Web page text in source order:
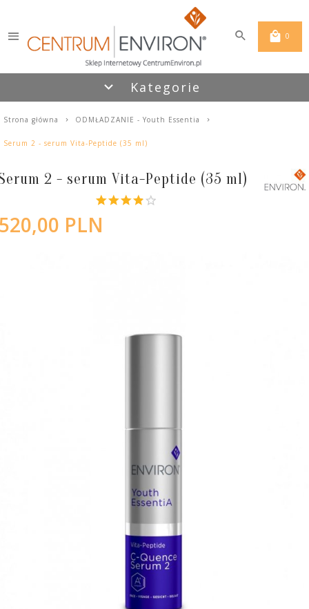
Kategorie
0
Strona główna ODMŁADZANIE - Youth Essentia
Serum 2 - serum Vita-Peptide (35 ml)
2 - serum Vita-Peptide (35 ml)
00 PLN